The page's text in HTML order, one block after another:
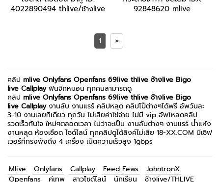
4022890494 thlive/ช้างlive
92848620 mlive
1 »
คลิป mlive Onlyfans Openfans 69live thlive ช้างlive Bigo
live Callplayฟินจิกหมอน ทุกคนสามารถดู
คลิป mlive Onlyfans Openfans 69live thlive ช้างlive Bigo
live Callplayงานลับ งานแรร์ คลิปหลุด คลิปโป๊ต่างๆได้ฟรี อัพวันละ
3-10 งานเลยทีเดียว ทุกวัน ไม่เสียค่าใช่จ่าย ไม่มี vip อัพโหลดคลิป
รวดเร็วทันใจ ใหม่ๆตลอดเวลา ไม่ว่าจะเป็น งานลับต่างๆ งานแรร์ น้ำแห้ง
งานหลุด ห้องเชือด ไซด์ไลน์ ทุกคลิปดูได้ลิงค์ไม่เสีย 18-XX.COM มีเซิฟ
เวอร์ที่ทรงพังถึง 4 เครื่อง เน็ตความเร็วสูง 1gbps
Mlive Onlyfans Callplay Feed Fews
JohntronX
Openfans
คู่เทพ สาวไซด์ไลน์ นักเรียน
ช้างlive/THLIVE